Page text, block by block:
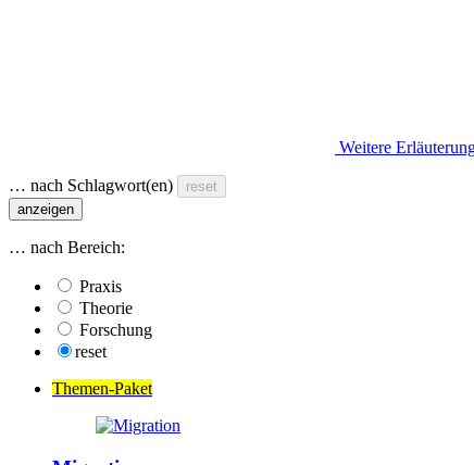
Weitere
… nach Schlagwort(en)
reset
anzeigen
… nach Bereich:
Praxis
Theorie
Forschung
reset
Themen-Paket